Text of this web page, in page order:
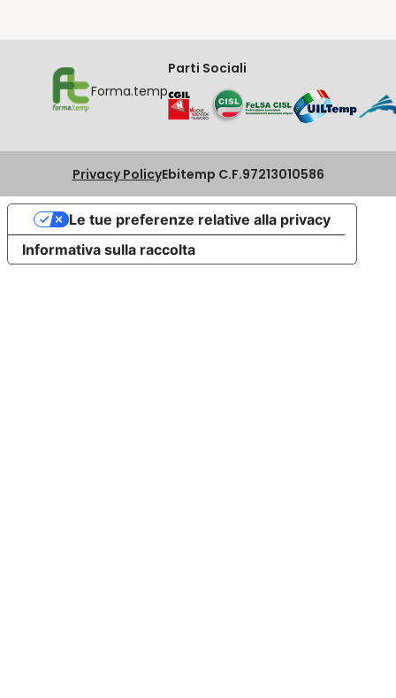
Forma.temp
Parti Sociali
Privacy PolicyEbitemp C.F.97213010586
Informativa sulla raccolta
Le tue preferenze relative alla privacy